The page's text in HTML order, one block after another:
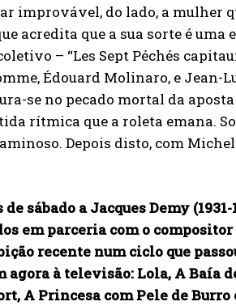
improvável, do lado, a mulher
acredita que a sua sorte é uma
– “Les Sept Péchés
Édouard Molinaro, e Jean-
se no pecado mortal da aposta
rítmica que a roleta emana.
Depois disto, com
sábado a Jacques Demy (1931-
em parceria com o
recente num ciclo que
agora à televisão: Lola, A Baía
A Princesa com Pele de Burro